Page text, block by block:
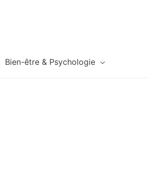
Bien-être & Psychologie